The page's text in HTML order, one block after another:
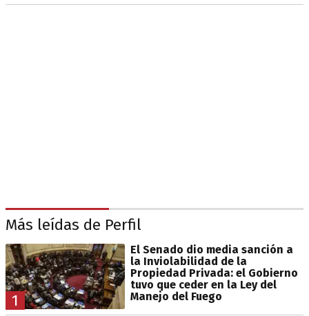
Más leídas de Perfil
1
El Senado dio media sanción a
la Inviolabilidad de la
Propiedad Privada: el Gobierno
tuvo que ceder en la Ley del
Manejo del Fuego